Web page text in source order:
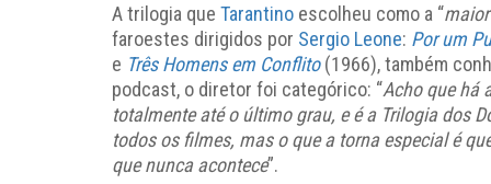
A trilogia que Tarantino escolheu como a “
faroestes dirigidos por Sergio Leone: Por um
e Três Homens em Conflito(1966), também
podcast, o diretor foi categórico: “Acho que há
totalmente até o último grau, e é a Trilogia dos
todos os filmes, mas o que a torna especial é
que nunca acontece”.